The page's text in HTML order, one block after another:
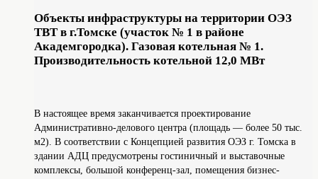
Объекты инфраструктуры на территории ОЭЗ
ТВТ в г.Томске (участок № 1 в районе
Академгородка). Газовая котельная № 1.
Производительность котельной 12,0 МВт
В настоящее время заканчивается проектирование
Административно-делового центра (площадь — более 50 тыс.
м2). В соответствии с Концепцией развития ОЭЗ г. Томска в
здании АДЦ предусмотрены гостиничный и выставочные
комплексы, большой конференц-зал, помещения бизнес-